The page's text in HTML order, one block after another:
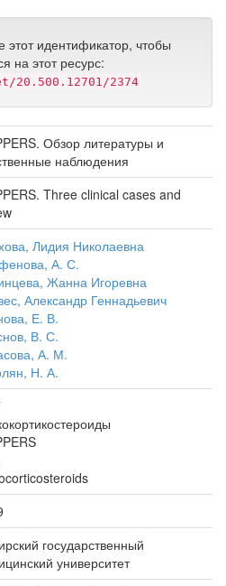
этот идентификатор, чтобы
на этот ресурс:
2374
Обзор литературы и
наблюдения
Three clinical cases and
Лидия Николаевна
А. С.
Жанна Игоревна
Александр Геннадьевич
Е. В.
В. С.
А. М.
Н. А.
государственный
университет